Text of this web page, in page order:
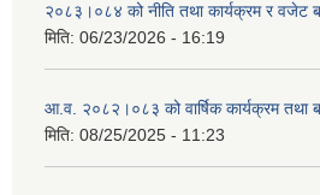
२०८३।०८४ को नीति तथा कार्यक्रम र वजेट
मिति: 06/23/2026 - 16:19
आ.व. २०८२।०८३ को वार्षिक कार्यक्रम तथा
मिति: 08/25/2025 - 11:23